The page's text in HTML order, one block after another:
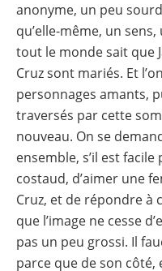
anonyme, un peu
qu’elle-même, un
tout le monde sait que
Cruz sont mariés. Et
personnages amants,
traversés par cette
nouveau. On se
ensemble, s’il est
costaud, d’aimer une
Cruz, et de répondre à
que l’image ne cesse
pas un peu grossi. Il
parce que de son côté,